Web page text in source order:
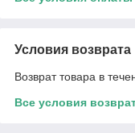
Условия возврата
Возврат товара в
Все условия